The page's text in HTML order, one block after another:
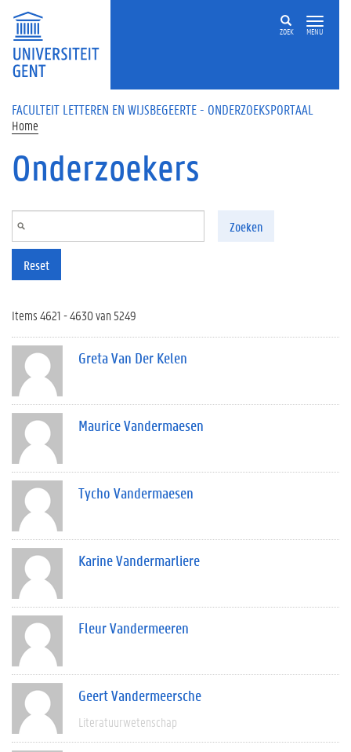
Overslaan en naar de inhoud gaan
ZOEK MENU
FACULTEIT LETTEREN EN WIJSBEGEERTE - ONDERZOEKSPORTAAL
Home
Onderzoekers
Zoeken
Reset
Items 4621 - 4630 van 5249
Greta Van Der Kelen
Maurice Vandermaesen
Tycho Vandermaesen
Karine Vandermarliere
Fleur Vandermeeren
Geert Vandermeersche
Literatuurwetenschap